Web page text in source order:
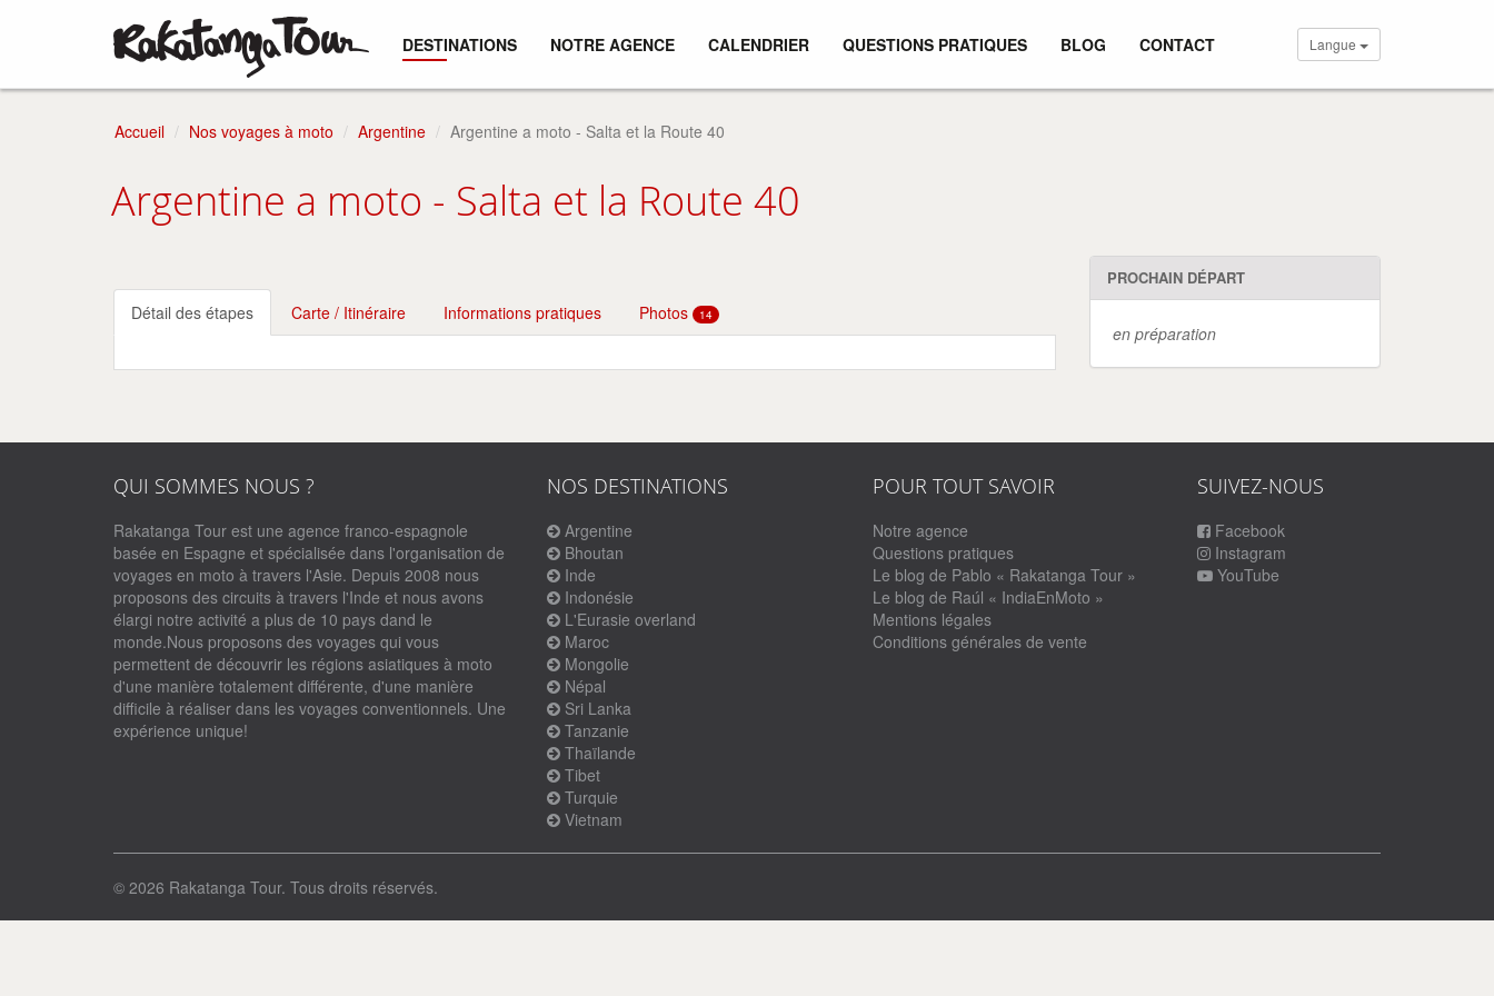
Langue
DESTINATIONS NOTRE AGENCE CALENDRIER QUESTIONS PRATIQUES BLOG CONTACT
Accueil Nos voyages à moto Argentine Argentine a moto - Salta et la Route 40
Argentine a moto - Salta et la Route 40
Détail des étapes Carte / Itinéraire Informations pratiques Photos 14
PROCHAIN DÉPART
en préparation
QUI SOMMES NOUS ?
Rakatanga Tour est une agence franco-espagnole
basée en Espagne et spécialisée dans l'organisation de
voyages en moto à travers l'Asie. Depuis 2008 nous
proposons des circuits à travers l'Inde et nous avons
élargi notre activité a plus de 10 pays dand le
monde.Nous proposons des voyages qui vous
permettent de découvrir les régions asiatiques à moto
d'une manière totalement différente, d'une manière
difficile à réaliser dans les voyages conventionnels. Une
expérience unique!
NOS DESTINATIONS
Argentine
Bhoutan
Inde
Indonésie
L'Eurasie overland
Maroc
Mongolie
Népal
Sri Lanka
Tanzanie
Thaïlande
Tibet
Turquie
Vietnam
POUR TOUT SAVOIR
Notre agence
Questions pratiques
Le blog de Pablo « Rakatanga Tour »
Le blog de Raúl « IndiaEnMoto »
Mentions légales
Conditions générales de vente
SUIVEZ-NOUS
Facebook
Instagram
YouTube
© 2026 Rakatanga Tour. Tous droits réservés.